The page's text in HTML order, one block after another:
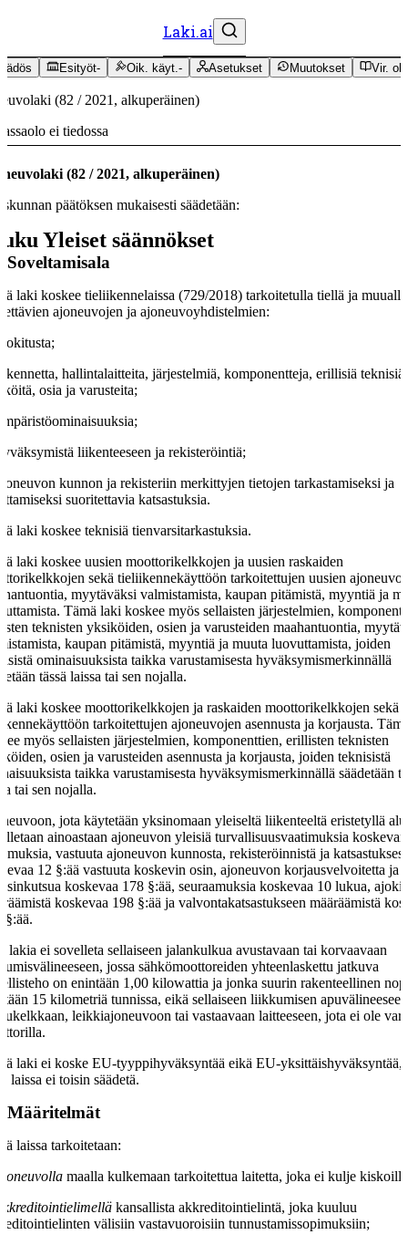
Laki.ai
Esityöt- Oik. käyt.- Asetukset Muutokset Vir.
(82 / 2021 , alkuperäinen)
ei tiedossa
(82 /2021, alkuperäinen)
päätöksen mukaisesti säädetään:
Yleiset säännökset
Soveltamisala
laki koskee tieliikennelaissa (729/2018) tarkoitetulla tiellä ja muualla
ajoneuvojen ja ajoneuvoyhdistelmien:
hallintalaitteita, järjestelmiä, komponentteja, erillisiä teknisiä
osia ja varusteita;
liikenteeseen ja rekisteröintiä;
kunnon ja rekisteriin merkittyjen tietojen tarkastamiseksi ja
suoritettavia katsastuksia.
laki koskee teknisiä tienvarsitarkastuksia.
laki koskee uusien moottorikelkkojen ja uusien raskaiden
sekä tieliikennekäyttöön tarkoitettujen uusien
myytäväksi valmistamista, kaupan pitämistä, myyntiä ja
Tämä laki koskee myös sellaisten järjestelmien,
teknisten yksiköiden, osien ja varusteiden maahantuontia,
kaupan pitämistä, myyntiä ja muuta luovuttamista, joiden
ominaisuuksista taikka varustamisesta hyväksymismerkinnällä
tässä laissa tai sen nojalla.
laki koskee moottorikelkkojen ja raskaiden moottorikelkkojen sekä
tarkoitettujen ajoneuvojen asennusta ja korjausta.
myös sellaisten järjestelmien, komponenttien, erillisten teknisten
osien ja varusteiden asennusta ja korjausta, joiden teknisistä
taikka varustamisesta hyväksymismerkinnällä säädetään
tai sen nojalla.
jota käytetään yksinomaan yleiseltä liikenteeltä eristetyllä
ainoastaan ajoneuvon yleisiä turvallisuusvaatimuksia
vastuuta ajoneuvon kunnosta, rekisteröinnistä ja
12 §:ää vastuuta koskevin osin, ajoneuvon korjausvelvoitetta ja
koskevaa 178 §:ää, seuraamuksia koskevaa 10 lukua,
koskevaa 198 §:ää ja valvontakatsastukseen määräämistä
§:ää.
lakia ei sovelleta sellaiseen jalankulkua avustavaan tai korvaavaan
jossa sähkömoottoreiden yhteenlaskettu jatkuva
on enintään 1,00 kilowattia ja jonka suurin rakenteellinen
15 kilometriä tunnissa, eikä sellaiseen liikkumisen
leikkiajoneuvoon tai vastaavaan laitteeseen, jota ei ole
laki ei koske EU-tyyppihyväksyntää eikä EU-yksittäishyväksyntää,
laissa ei toisin säädetä.
Määritelmät
laissa tarkoitetaan:
maalla kulkemaan tarkoitettua laitetta, joka ei kulje
kansallista akkreditointielintä, joka kuuluu
välisiin vastavuoroisiin tunnustamissopimuksiin;